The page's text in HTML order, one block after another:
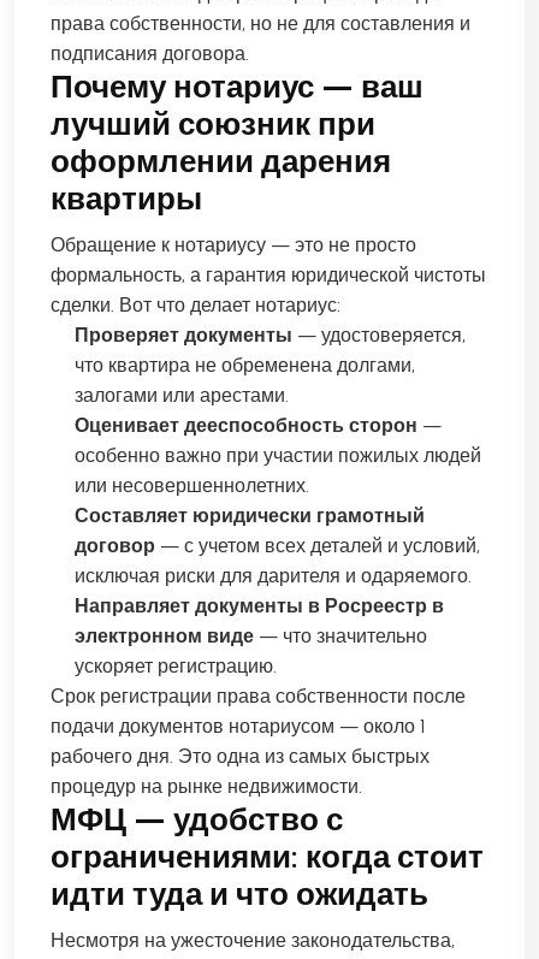
права собственности, но не для составления и
подписания договора.
Почему нотариус — ваш
лучший союзник при
оформлении дарения
квартиры
Обращение к нотариусу — это не просто
формальность, а гарантия юридической чистоты
сделки. Вот что делает нотариус:
Проверяет документы — удостоверяется,
что квартира не обременена долгами,
залогами или арестами.
Оценивает дееспособность сторон —
особенно важно при участии пожилых людей
или несовершеннолетних.
Составляет юридически грамотный
договор — с учетом всех деталей и условий,
исключая риски для дарителя и одаряемого.
Направляет документы в Росреестр в
электронном виде — что значительно
ускоряет регистрацию.
Срок регистрации права собственности после
подачи документов нотариусом — около 1
рабочего дня. Это одна из самых быстрых
процедур на рынке недвижимости.
МФЦ — удобство с
ограничениями: когда стоит
идти туда и что ожидать
Несмотря на ужесточение законодательства,